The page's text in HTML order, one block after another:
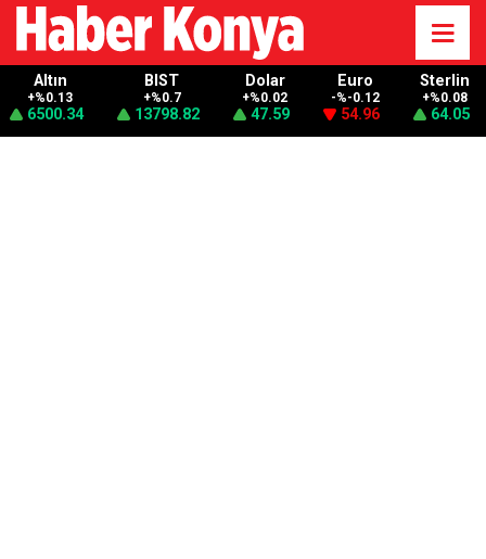
Altın
+%0.13
6500.34
BIST
+%0.7
13798.82
Dolar
+%0.02
47.59
Euro
-%-0.12
54.96
Sterlin
+%0.08
64.05